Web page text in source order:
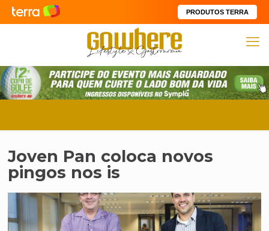
PRODUTOS TERRA
Joven Pan coloca novos
pingos nos is